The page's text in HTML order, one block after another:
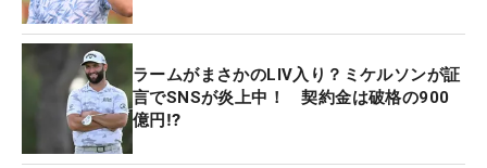
ラームがまさかのLIV入り？ミケルソンが証
言でSNSが炎上中！ 契約金は破格の900
億円⁉